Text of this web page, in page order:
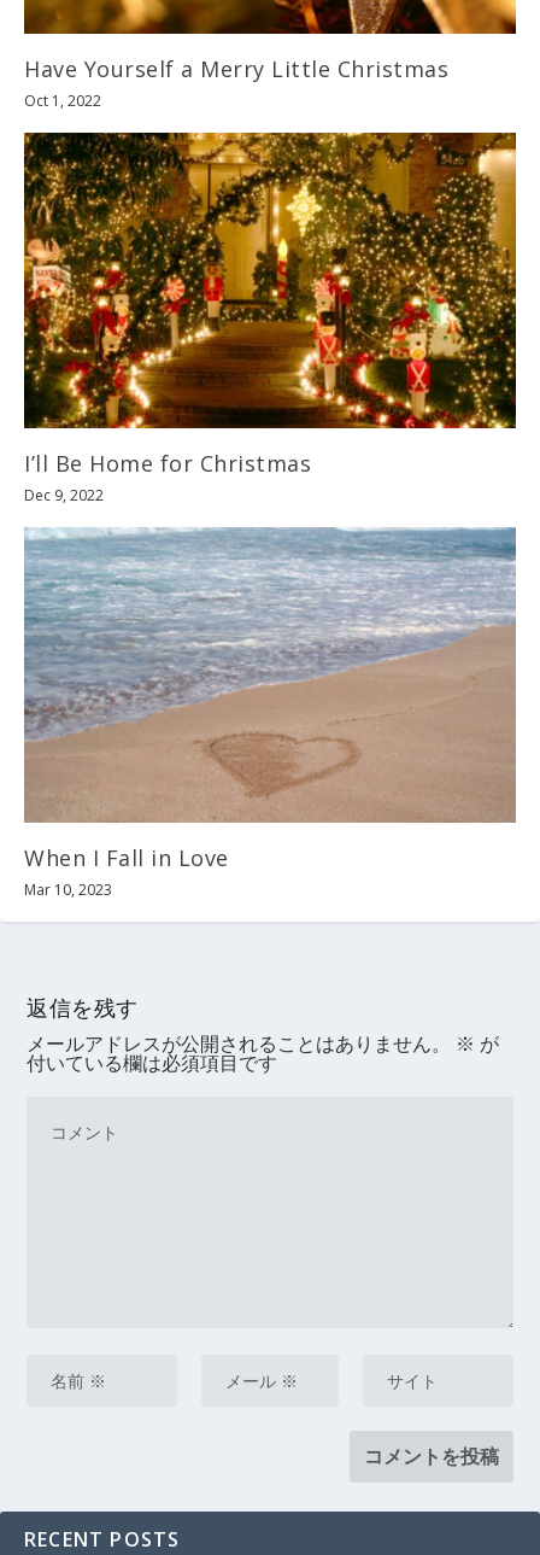
Have Yourself a Merry Little Christmas
Oct 1, 2022
I’ll Be Home for Christmas
Dec 9, 2022
When I Fall in Love
Mar 10, 2023
返信を残す
メールアドレスが公開されることはありません。 ※ が
付いている欄は必須項目です
RECENT POSTS